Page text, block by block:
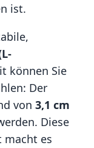
ist.
können Sie
Der
von 3,1 cm
Diese
es